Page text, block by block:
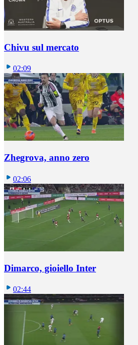
Chivu sul mercato
02:09
Zhegrova, anno zero
02:06
Dimarco, gioiello Inter
02:44